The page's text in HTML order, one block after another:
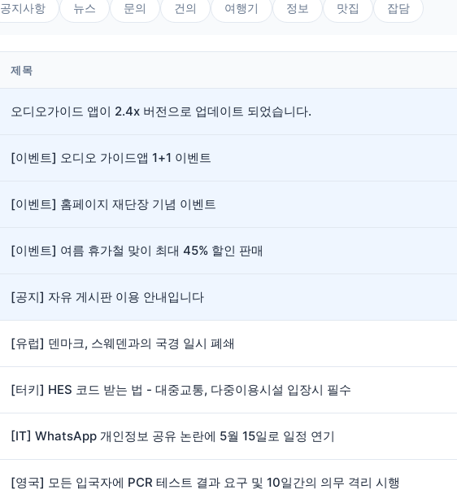
공지사항 뉴스 문의 건의 여행기 정보 맛집 잡담
제목
오디오가이드 앱이 2.4x 버전으로 업데이트 되었습니다.
[이벤트] 오디오 가이드앱 1+1 이벤트
[이벤트] 홈페이지 재단장 기념 이벤트
[이벤트] 여름 휴가철 맞이 최대 45% 할인 판매
[공지] 자유 게시판 이용 안내입니다
[유럽] 덴마크, 스웨덴과의 국경 일시 폐쇄
[터키] HES 코드 받는 법 - 대중교통, 다중이용시설 입장시 필수
[IT] WhatsApp 개인정보 공유 논란에 5월 15일로 일정 연기
[영국] 모든 입국자에 PCR 테스트 결과 요구 및 10일간의 의무 격리 시행